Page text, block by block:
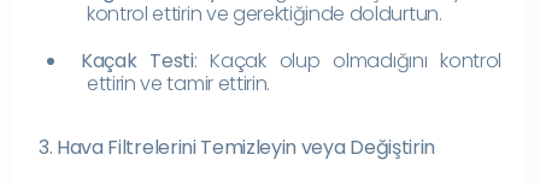
kontrol ettirin ve gerektiğinde doldurtun.
Kaçak Testi: Kaçak olup olmadığını kontrol
ettirin ve tamir ettirin.
3. Hava Filtrelerini Temizleyin veya Değiştirin